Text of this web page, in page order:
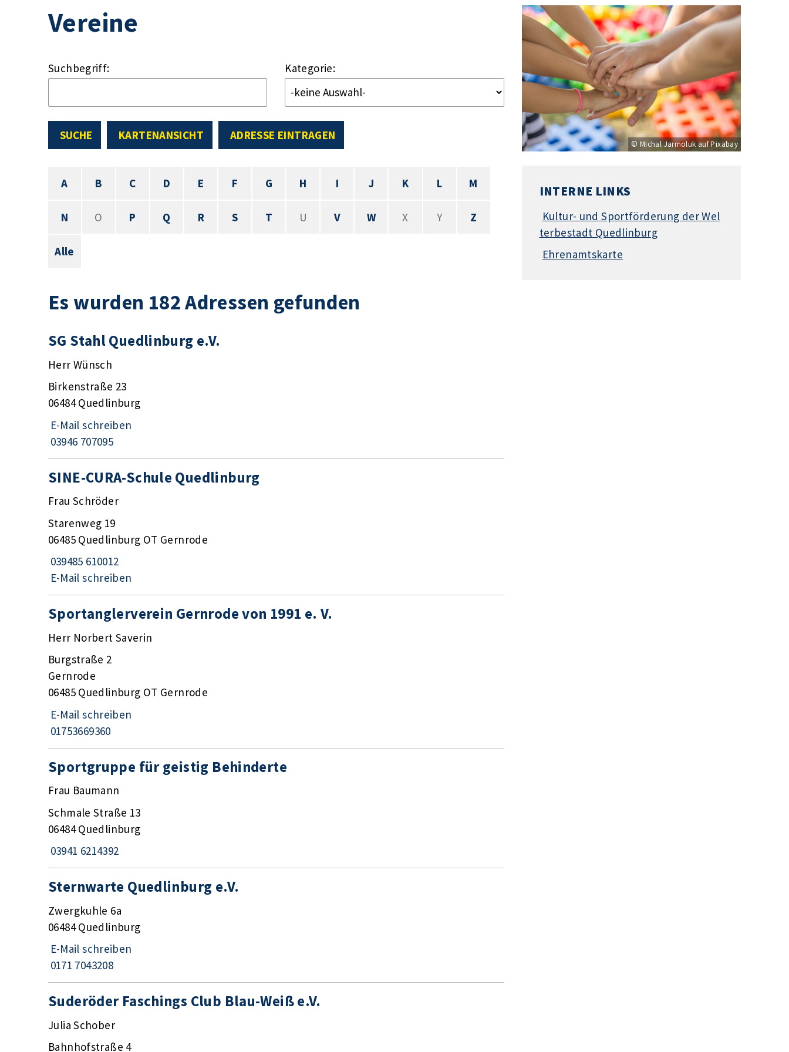
Vereine
Suchbegriff: Kategorie:
SUCHE ADRESSE EINTRAGEN
KARTENANSICHT
A B C D E F G H I J K L M
N O P Q R S T U V W X Y Z
Alle
Es wurden 182 Adressen gefunden
SG Stahl Quedlinburg e.V.
Herr Wünsch
Birkenstraße 23
06484 Quedlinburg
E-Mail schreiben
03946 707095
SINE-CURA-Schule Quedlinburg
Frau Schröder
Starenweg 19
06485 Quedlinburg OT Gernrode
039485 610012
E-Mail schreiben
Sportanglerverein Gernrode von 1991 e. V.
Herr Norbert Saverin
Burgstraße 2
Gernrode
06485 Quedlinburg OT Gernrode
E-Mail schreiben
01753669360
Sportgruppe für geistig Behinderte
Frau Baumann
Schmale Straße 13
06484 Quedlinburg
03941 6214392
Sternwarte Quedlinburg e.V.
Zwergkuhle 6a
06484 Quedlinburg
E-Mail schreiben
0171 7043208
Suderöder Faschings Club Blau-Weiß e.V.
Julia Schober
Bahnhofstraße 4
© Michal Jarmoluk auf Pixabay
INTERNE LINKS
Kultur- und Sportförderung der Wel
terbestadt Quedlinburg
Ehrenamtskarte